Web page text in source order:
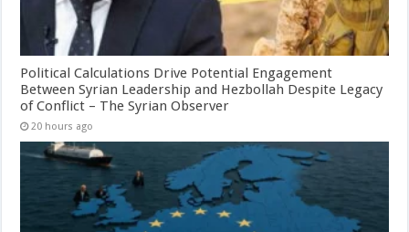
Political Calculations Drive Potential Engagement
Between Syrian Leadership and Hezbollah Despite Legacy
of Conflict – The Syrian Observer
20 hours ago